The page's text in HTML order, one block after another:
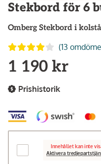
Stekbord för 6
Omberg Stekbord i
(13
1 190 kr
Prishistorik
Innehållet kan inte
Aktivera